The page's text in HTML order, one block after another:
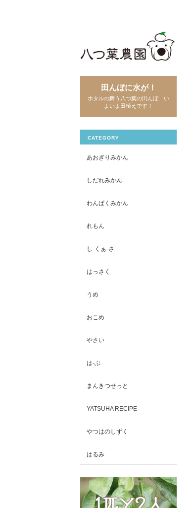
田んぼに水が！
ホタルの舞う八つ葉の田んぼ い
よいよ田植えです！
CATEGORY
あおぎりみかん
しだれみかん
わんぱくみかん
れもん
し-くぁ-さ
はっさく
うめ
おこめ
やさい
は-ぶ
まんきつせっと
YATSUHA RECIPE
やつはのしずく
はるみ